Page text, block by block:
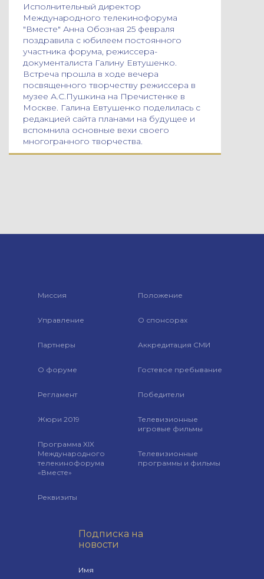
Исполнительный директор
Международного телекинофорума
"Вместе" Анна Обозная 25 февраля
поздравила с юбилеем постоянного
участника форума, режиссера-
документалиста Галину Евтушенко.
Встреча прошла в ходе вечера
посвященного творчеству режиссера в
музее А.С.Пушкина на Пречистенке в
Москве. Галина Евтушенко поделилась с
редакцией сайта планами на будущее и
вспомнила основные вехи своего
многогранного творчества.
Миссия
Управление
Партнеры
О форуме
Регламент
Жюри 2019
Программа XIX
Международного
телекинофорума
«Вместе»
Реквизиты
Положение
О спонсорах
Аккредитация СМИ
Гостевое пребывание
Победители
Телевизионные
игровые фильмы
Телевизионные
программы и фильмы
Подписка на
новости